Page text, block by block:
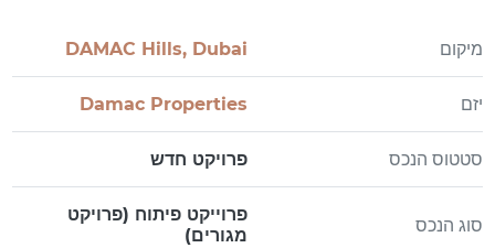
מיקום DAMAC Hills, Dubai
יזם Damac Properties
סטטוס הנכס פרויקט חדש
סוג הנכס
פרוייקט פיתוח (פרויקט
מגורים)